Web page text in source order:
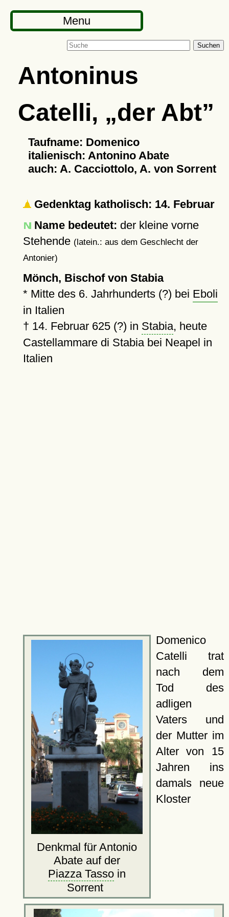
Menu
Suchen
Antoninus
Catelli,
der Abt
Taufname: Domenico
italienisch: Antonino Abate
auch: A. Cacciottolo, A. von Sorrent
Gedenktag katholisch: 14. Februar
Name bedeutet: der kleine vorne
Stehende (latein.: aus dem Geschlecht der
Antonier)
Mönch, Bischof von Stabia
* Mitte des 6. Jahrhunderts (?) bei Eboli
in Italien
† 14. Februar 625 (?) in Stabia, heute
Castellammare di Stabia bei Neapel in
Italien
Denkmal für Antonio
Abate auf der
Piazza Tassoin
Sorrent
Domenico
Catelli trat
nach dem
Tod des
adligen
Vaters und
der Mutter im
Alter von 15
Jahren ins
damals neue
Kloster